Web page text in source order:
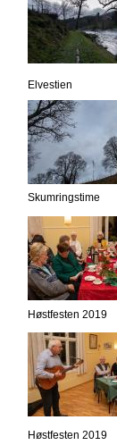
Elvestien
Skumringstime
Høstfesten 2019
Høstfesten 2019